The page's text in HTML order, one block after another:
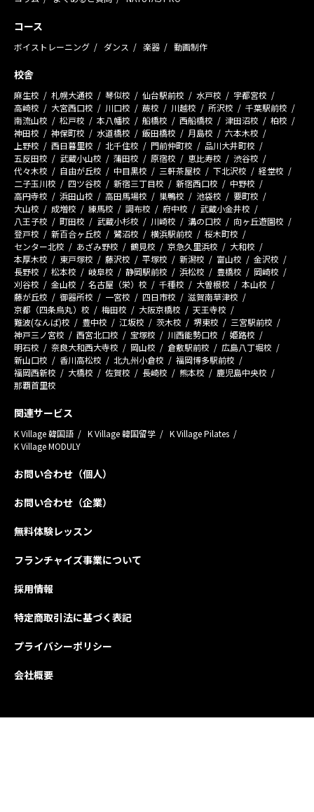
コース
ボイストレーニング ダンス 楽器 動画制作
校舎
麻生校 札幌大通校 琴似校 仙台駅前校 水戸校
宇都宮校
高崎校
大宮西口校 川口校 蕨校 川越校 所沢校
千葉駅前校
南流山校
松戸校 本八幡校 船橋校 西船橋校 津田沼校
柏校
神田校
神保町校 水道橋校 飯田橋校 月島校
六本木校
上野校
西日暮里校 北千住校 門前仲町校
品川大井町校
五反田校
武蔵小山校 蒲田校 原宿校 恵比寿校
渋谷校
代々木校
自由が丘校 中目黒校 三軒茶屋校 下北沢校
経堂校
二子玉川校
四ツ谷校 新宿三丁目校 新宿西口校
中野校
高円寺校
浜田山校 高田馬場校 巣鴨校 池袋校
要町校
大山校
成増校 練馬校 調布校 府中校
武蔵小金井校
八王子校
町田校 武蔵小杉校 川崎校 溝の口校
向ヶ丘遊園校
登戸校
新百合ヶ丘校 鷺沼校 横浜駅前校
桜木町校
センター北校
あざみ野校 鶴見校 京急久里浜校
大和校
本厚木校
東戸塚校 藤沢校 平塚校 新潟校 富山校
金沢校
長野校
松本校 岐阜校 静岡駅前校 浜松校 豊橋校
岡崎校
刈谷校
金山校 名古屋（栄）校 千種校 大曽根校
本山校
藤が丘校
御器所校 一宮校 四日市校
滋賀南草津校
京都（四条烏丸）校
梅田校 大阪京橋校
天王寺校
難波(なんば)校
豊中校 江坂校 茨木校 堺東校
三宮駅前校
神戸三ノ宮校
西宮北口校 宝塚校 川西能勢口校
姫路校
明石校
奈良大和西大寺校 岡山校 倉敷駅前校
広島八丁堀校
新山口校
香川高松校 北九州小倉校
福岡博多駅前校
福岡西新校
大橋校 佐賀校 長崎校 熊本校
鹿児島中央校
那覇首里校
関連サービス
K Village 韓国語 K Village 韓国留学
K Village Pilates
K Village MODULY
お問い合わせ（個人）
お問い合わせ（企業）
無料体験レッスン
フランチャイズ事業について
採用情報
特定商取引法に基づく表記
プライバシーポリシー
会社概要